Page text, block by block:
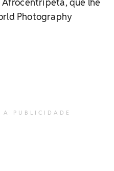
Photography
PUBLICIDADE